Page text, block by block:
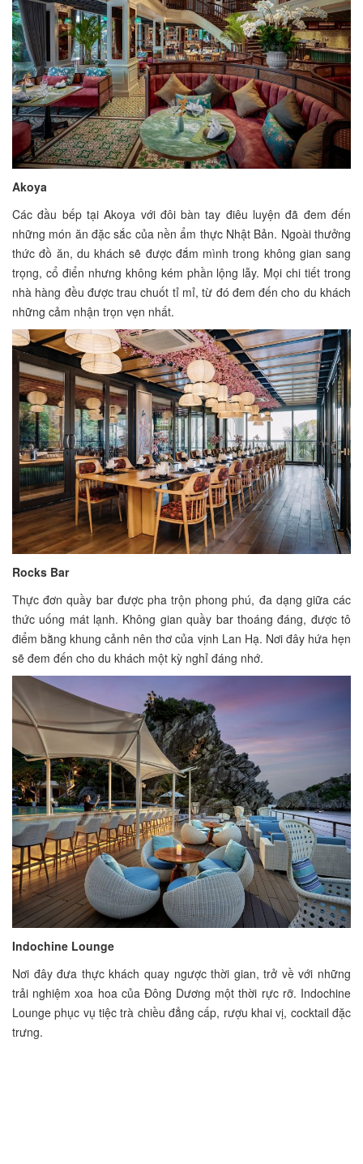
Akoya
Các đầu bếp tại Akoya với đôi bàn tay điêu luyện đã đem đến
những món ăn đặc sắc của nền ẩm thực Nhật Bản. Ngoài thưởng
thức đồ ăn, du khách sẽ được đắm mình trong không gian sang
trọng, cổ điển nhưng không kém phần lộng lẫy. Mọi chi tiết trong
nhà hàng đều được trau chuốt tỉ mỉ, từ đó đem đến cho du khách
những cảm nhận trọn vẹn nhất.
Rocks Bar
Thực đơn quầy bar được pha trộn phong phú, đa dạng giữa các
thức uống mát lạnh. Không gian quầy bar thoáng đáng, được tô
điểm bằng khung cảnh nên thơ của vịnh Lan Hạ. Nơi đây hứa hẹn
sẽ đem đến cho du khách một kỳ nghỉ đáng nhớ.
Indochine Lounge
Nơi đây đưa thực khách quay ngược thời gian, trở về với những
trải nghiệm xoa hoa của Đông Dương một thời rực rỡ. Indochine
Lounge phục vụ tiệc trà chiều đẳng cấp, rượu khai vị, cocktail đặc
trưng.